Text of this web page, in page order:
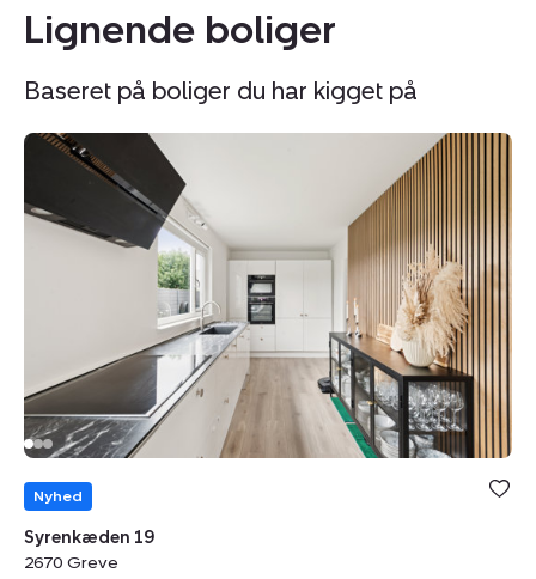
Lignende boliger
Baseret på boliger du har kigget på
Rækkehus:
Syrenkæden
19,
2670
Nyhed
Syrenkæden 19
2670 Greve